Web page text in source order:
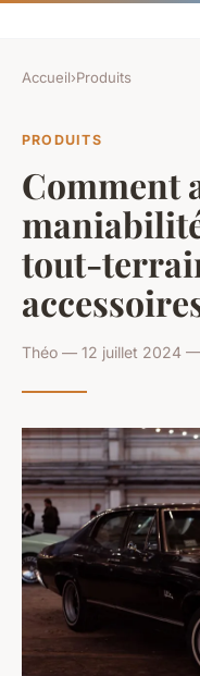
Accueil›Produits
PRODUITS
Comment
tout-
Théo — 12 juillet 2024